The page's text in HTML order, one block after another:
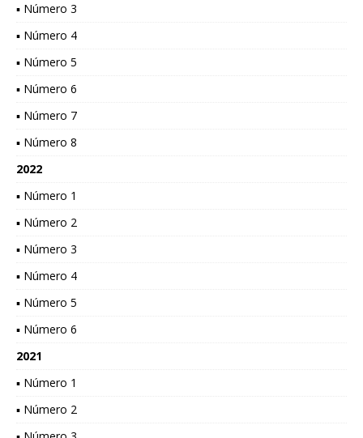
▪ Número 3
▪ Número 4
▪ Número 5
▪ Número 6
▪ Número 7
▪ Número 8
2022
▪ Número 1
▪ Número 2
▪ Número 3
▪ Número 4
▪ Número 5
▪ Número 6
2021
▪ Número 1
▪ Número 2